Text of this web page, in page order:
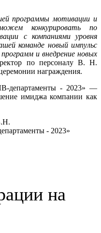
программы мотивации и
конкурировать по
с компаниями уровня
команде новый импульс
и внедрение новых
по персоналу В. Н.
награждения.
департаменты - 2023» —
имиджа компании как
на